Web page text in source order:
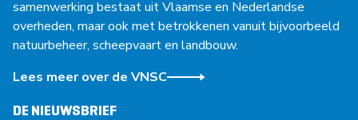
samenwerking bestaat uit Vlaamse en Nederlandse
overheden, maar ook met betrokkenen vanuit bijvoorbeeld
natuurbeheer, scheepvaart en landbouw.
Lees meer over de VNSC
DE NIEUWSBRIEF